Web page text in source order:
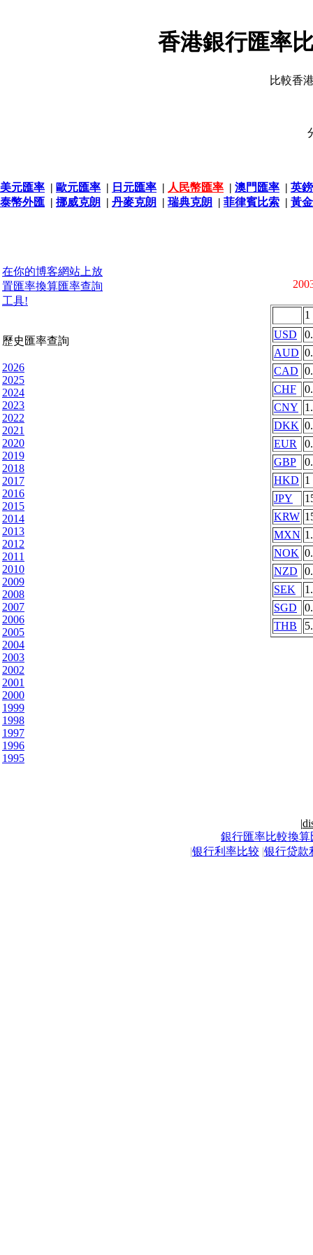
香港銀行匯率
比較香
美元匯率 | 歐元匯率 | 日元匯率 | 人民幣匯率 | 澳門匯率 | 英
泰幣外匯 | 挪威克朗 | 丹麥克朗 | 瑞典克朗 | 菲律賓比索 | 黃
在你的博客網站上放
置匯率換算匯率查詢
工具!
歷史匯率查詢
2026
2025
2024
2023
2022
2021
2020
2019
2018
2017
2016
2015
2014
2013
2012
2011
2010
2009
2008
2007
2006
2005
2004
2003
2002
2001
2000
1999
1998
1997
1996
1995
1
USD
AUD
CAD
CHF
CNY
DKK
EUR
GBP
HKD 1
JPY
KRW
MXN
NOK
NZD
SEK
SGD
THB
|
銀行匯率比較換算
|银行利率比较 |银行贷款